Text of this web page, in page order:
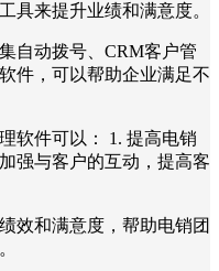
具来提升业绩和满意度。
自动拨号、CRM客户管
件，可以帮助企业满足不
软件可以： 1. 提高电销
强与客户的互动，提高客
效和满意度，帮助电销团